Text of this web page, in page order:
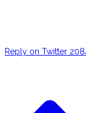
Reply on Twitter